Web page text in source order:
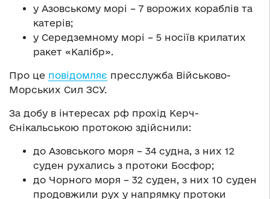
у Азовському морі – 7 ворожих кораблів та
катерів;
у Середземному морі – 5 носіїв крилатих
ракет «Калібр».
Про це повідомляє пресслужба Військово-
Морських Сил ЗСУ.
За добу в інтересах рф прохід Керч-
Єнікальською протокою здійснили:
до Азовського моря – 34 судна, з них 12
суден рухались з протоки Босфор;
до Чорного моря – 32 суден, з них 10 суден
продовжили рух у напрямку протоки